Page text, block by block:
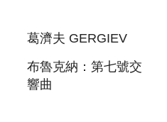
葛濟夫 GERGIEV
布魯克納：第七號交
響曲